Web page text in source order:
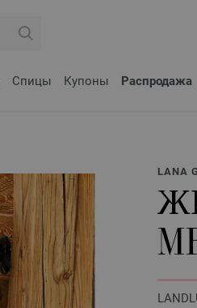
Спицы Купоны Распродажа
LANA